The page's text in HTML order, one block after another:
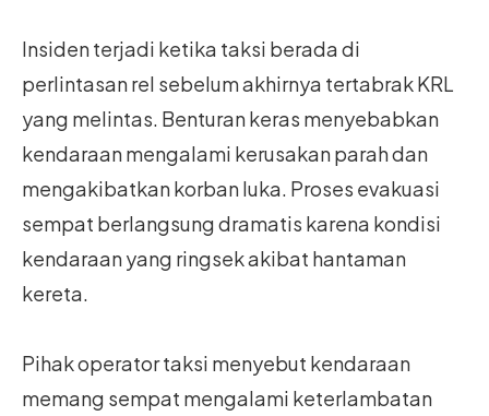
Insiden terjadi ketika taksi berada di
perlintasan rel sebelum akhirnya tertabrak KRL
yang melintas. Benturan keras menyebabkan
kendaraan mengalami kerusakan parah dan
mengakibatkan korban luka. Proses evakuasi
sempat berlangsung dramatis karena kondisi
kendaraan yang ringsek akibat hantaman
kereta.
Pihak operator taksi menyebut kendaraan
memang sempat mengalami keterlambatan